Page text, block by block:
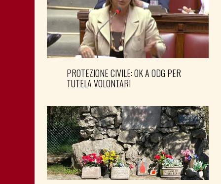
PROTEZIONE CIVILE: OK A ODG PER
TUTELA VOLONTARI